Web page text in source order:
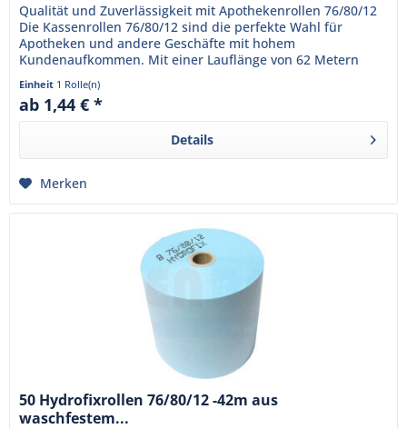
Qualität und Zuverlässigkeit mit Apothekenrollen 76/80/12
Die Kassenrollen 76/80/12 sind die perfekte Wahl für
Apotheken und andere Geschäfte mit hohem
Kundenaufkommen. Mit einer Lauflänge von 62 Metern
sorgen sie dafür, dass die...
Einheit 1 Rolle(n)
ab 1,44 € *
Details
Merken
50 Hydrofixrollen 76/80/12 -42m aus
waschfestem...